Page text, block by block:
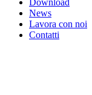
Download
News
Lavora con noi
Contatti